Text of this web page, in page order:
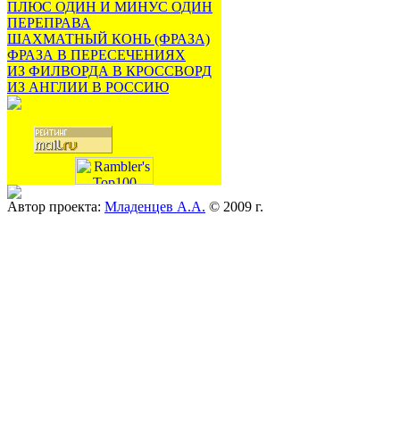
ПЛЮС ОДИН И МИНУС ОДИН
ПЕРЕПРАВА
ШАХМАТНЫЙ КОНЬ (ФРАЗА)
ФРАЗА В ПЕРЕСЕЧЕНИЯХ
ИЗ ФИЛВОРДА В КРОССВОРД
ИЗ АНГЛИИ В РОССИЮ
Автор проекта: Младенцев А.А. © 2009 г.